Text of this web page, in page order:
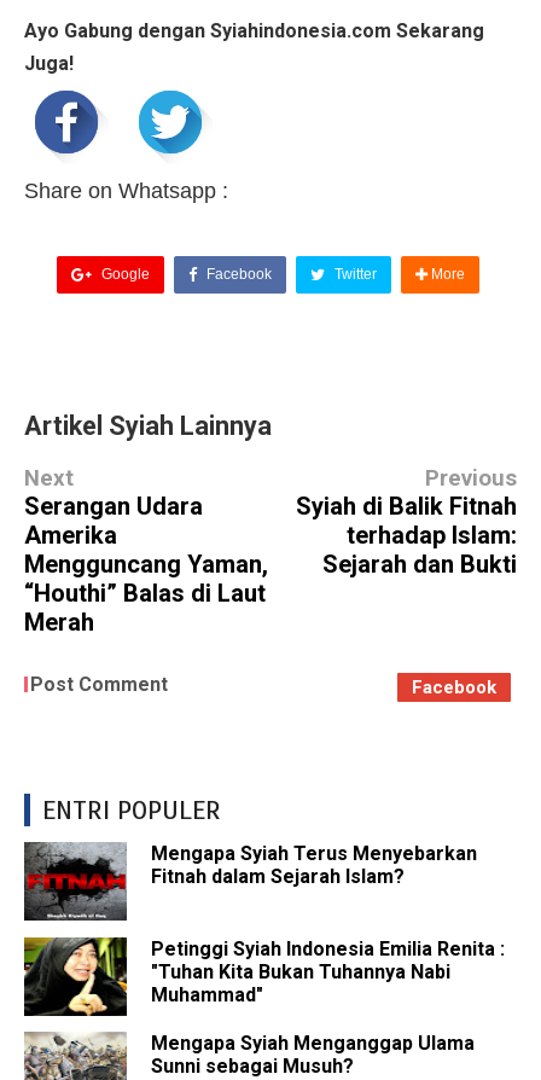
Ayo Gabung dengan Syiahindonesia.com Sekarang
Juga!
Share on Whatsapp :
Google Facebook Twitter More
Artikel Syiah Lainnya
Next
Serangan Udara
Amerika
Mengguncang Yaman,
“Houthi” Balas di Laut
Merah
Previous
Syiah di Balik Fitnah
terhadap Islam:
Sejarah dan Bukti
Post Comment Facebook
ENTRI POPULER
Mengapa Syiah Terus Menyebarkan
Fitnah dalam Sejarah Islam?
Petinggi Syiah Indonesia Emilia Renita :
"Tuhan Kita Bukan Tuhannya Nabi
Muhammad"
Mengapa Syiah Menganggap Ulama
Sunni sebagai Musuh?